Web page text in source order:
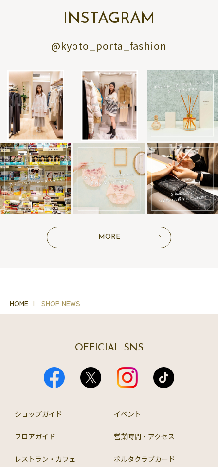
INSTAGRAM
@kyoto_porta_fashion
MORE
HOME SHOP NEWS
OFFICIAL SNS
ショップガイド イベント
フロアガイド 営業時間・アクセス
レストラン・カフェ ポルタクラブカード